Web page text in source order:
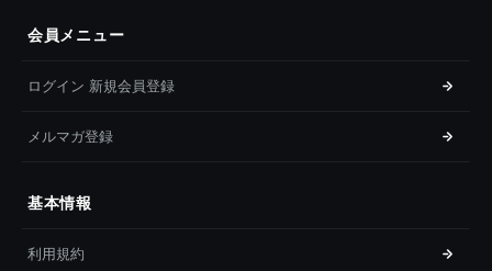
会員メニュー
ログイン 新規会員登録
メルマガ登録
基本情報
利用規約